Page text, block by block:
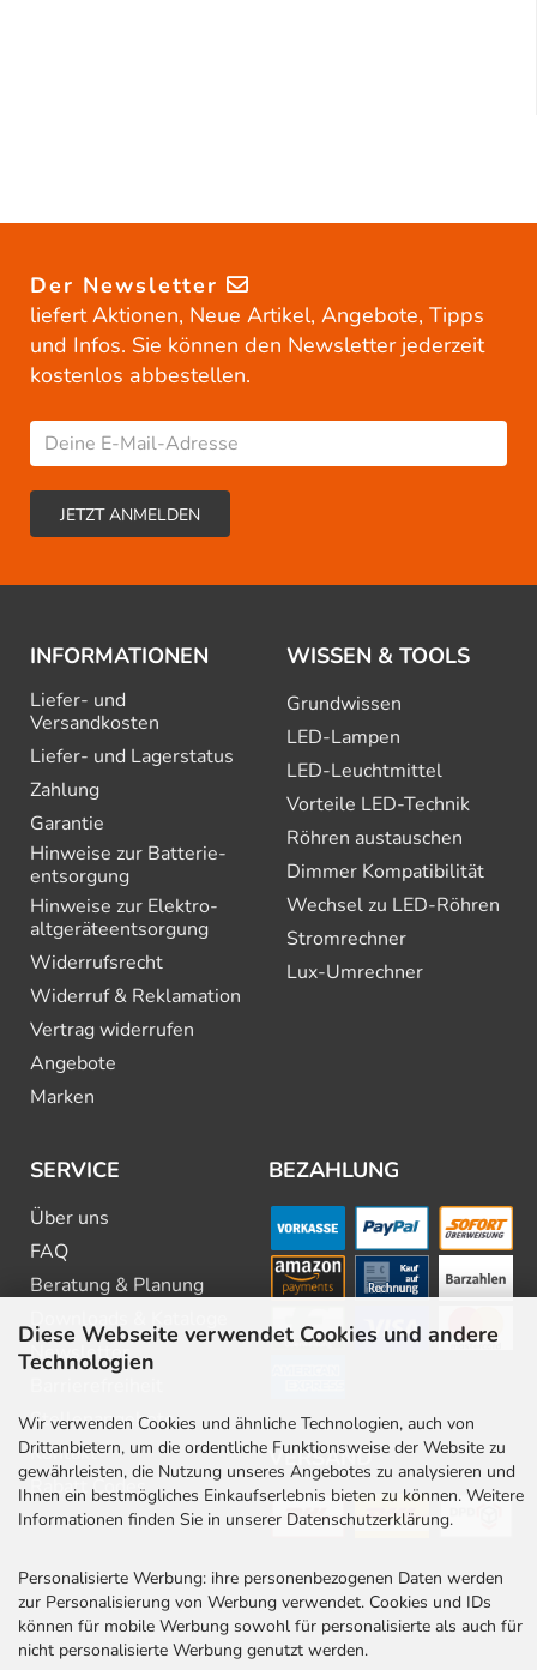
Diese Webseite verwendet Cookies und andere
Technologien
Wir verwenden Cookies und ähnliche Technologien, auch von
Drittanbietern, um die ordentliche Funktionsweise der Website zu
gewährleisten, die Nutzung unseres Angebotes zu analysieren und
Ihnen ein bestmögliches Einkaufserlebnis bieten zu können. Weitere
Informationen finden Sie in unserer Datenschutzerklärung.
Personalisierte Werbung: ihre personenbezogenen Daten werden
zur Personalisierung von Werbung verwendet. Cookies und IDs
können für mobile Werbung sowohl für personalisierte als auch für
nicht personalisierte Werbung genutzt werden.
Der Newsletter
liefert Aktionen, Neue Artikel, Angebote, Tipps
und Infos. Sie können den Newsletter jederzeit
kostenlos abbestellen.
INFORMATIONEN
Liefer- und
Versandkosten
Liefer- und Lagerstatus
Zahlung
Garantie
Hinweise zur Batterie­
entsorgung
Hinweise zur Elektro­
altgeräte­entsorgung
Widerrufsrecht
Widerruf & Reklamation
Vertrag widerrufen
Angebote
Marken
WISSEN & TOOLS
Grundwissen
LED-Lampen
LED-Leuchtmittel
Vorteile LED-Technik
Röhren austauschen
Dimmer Kompatibilität
Wechsel zu LED-Röhren
Stromrechner
Lux-Umrechner
SERVICE
Über uns
FAQ
Beratung & Planung
Newsletter
Stellenangebote
Kontakt
Rabatt Codes
BEZAHLUNG
VERSAND